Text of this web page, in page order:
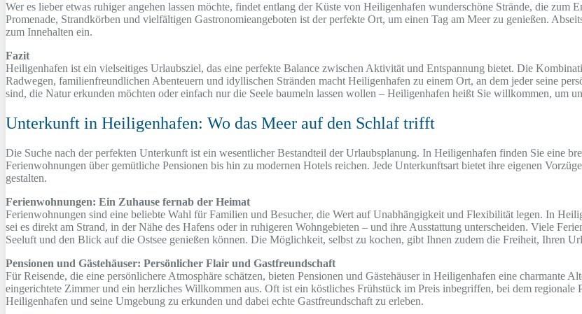
Wer es lieber etwas ruhiger angehen lassen möchte, findet entlang der Küste von Heiligenhafen wunderschöne Strände, die zum
Promenade, Strandkörben und vielfältigen Gastronomieangeboten ist der perfekte Ort, um einen Tag am Meer zu genießen.
zum Innehalten ein.
Fazit
Heiligenhafen ist ein vielseitiges Urlaubsziel, das eine perfekte Balance zwischen Aktivität und Entspannung bietet. Die
Radwegen, familienfreundlichen Abenteuern und idyllischen Stränden macht Heiligenhafen zu einem Ort, an dem jeder seine
sind, die Natur erkunden möchten oder einfach nur die Seele baumeln lassen wollen – Heiligenhafen heißt Sie willkommen, um
Unterkunft in Heiligenhafen: Wo das Meer auf den Schlaf trifft
Die Suche nach der perfekten Unterkunft ist ein wesentlicher Bestandteil der Urlaubsplanung. In Heiligenhafen finden Sie eine
Ferienwohnungen über gemütliche Pensionen bis hin zu modernen Hotels reichen. Jede Unterkunftsart bietet ihre eigenen
gestalten.
Ferienwohnungen: Ein Zuhause fernab der Heimat
Ferienwohnungen sind eine beliebte Wahl für Familien und Besucher, die Wert auf Unabhängigkeit und Flexibilität legen. In
sei es direkt am Strand, in der Nähe des Hafens oder in ruhigeren Wohngebieten – und ihre Ausstattung unterscheiden. Viele
Seeluft und den Blick auf die Ostsee genießen können. Die Möglichkeit, selbst zu kochen, gibt Ihnen zudem die Freiheit, Ihren
Pensionen und Gästehäuser: Persönlicher Flair und Gastfreundschaft
Für Reisende, die eine persönlichere Atmosphäre schätzen, bieten Pensionen und Gästehäuser in Heiligenhafen eine
eingerichtete Zimmer und ein herzliches Willkommen aus. Oft ist ein köstliches Frühstück im Preis inbegriffen, bei dem
Heiligenhafen und seine Umgebung zu erkunden und dabei echte Gastfreundschaft zu erleben.